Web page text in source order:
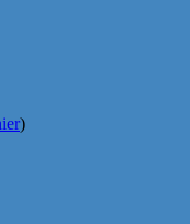
)